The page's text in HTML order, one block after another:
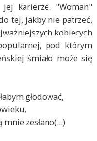
karierze. "Woman"
tej, jakby nie patrzeć,
kobiecych
pod którym
śmiało może się
głodować,
zesłano(...)